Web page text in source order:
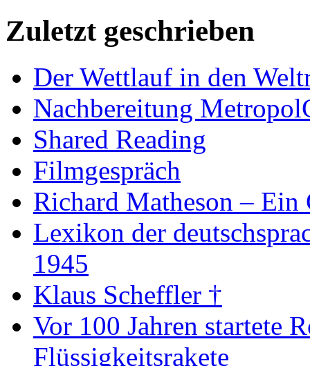
Zuletzt geschrieben
Der Wettlauf in den
Nachbereitung
Shared Reading
Filmgespräch
Richard Matheson – Ein
Lexikon der
1945
Klaus Scheffler †
Vor 100 Jahren startete
Flüssigkeitsrakete